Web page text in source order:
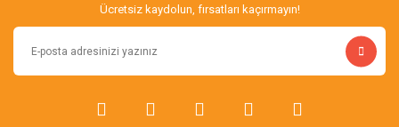
Ücretsiz kaydolun, fırsatları kaçırmayın!